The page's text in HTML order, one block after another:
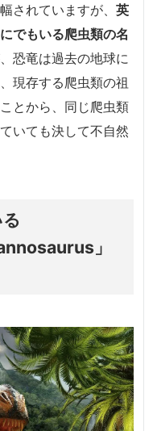
されていますが、 英
でもいる爬虫類の名
恐竜は過去の地球に
現存する爬虫類の祖
とから、同じ爬虫類
いても決して不自然
」